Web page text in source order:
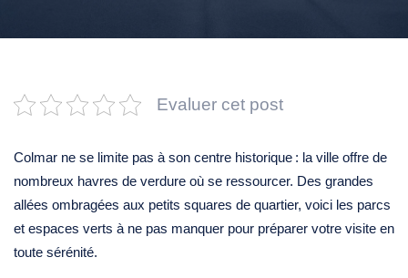
Evaluer cet post
Colmar ne se limite pas à son centre historique : la ville offre de
nombreux havres de verdure où se ressourcer. Des grandes
allées ombragées aux petits squares de quartier, voici les parcs
et espaces verts à ne pas manquer pour préparer votre visite en
toute sérénité.